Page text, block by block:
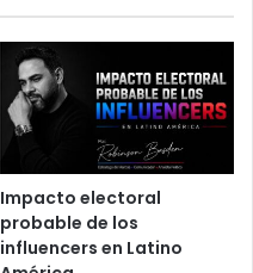
Impacto electoral
probable de los
influencers en Latino